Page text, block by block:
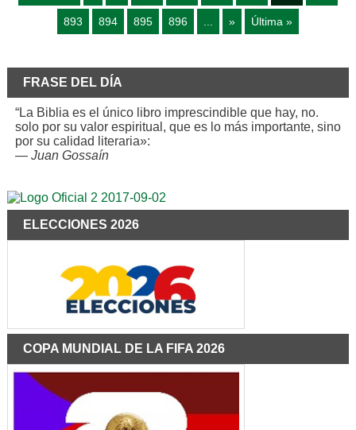
893 894 895 896 » Última »
FRASE DEL DÍA
“La Biblia es el único libro imprescindible que hay, no.
solo por su valor espiritual, que es lo más importante, sino
por su calidad literaria»:
— Juan Gossaín
ELECCIONES 2026
COPA MUNDIAL DE LA FIFA 2026